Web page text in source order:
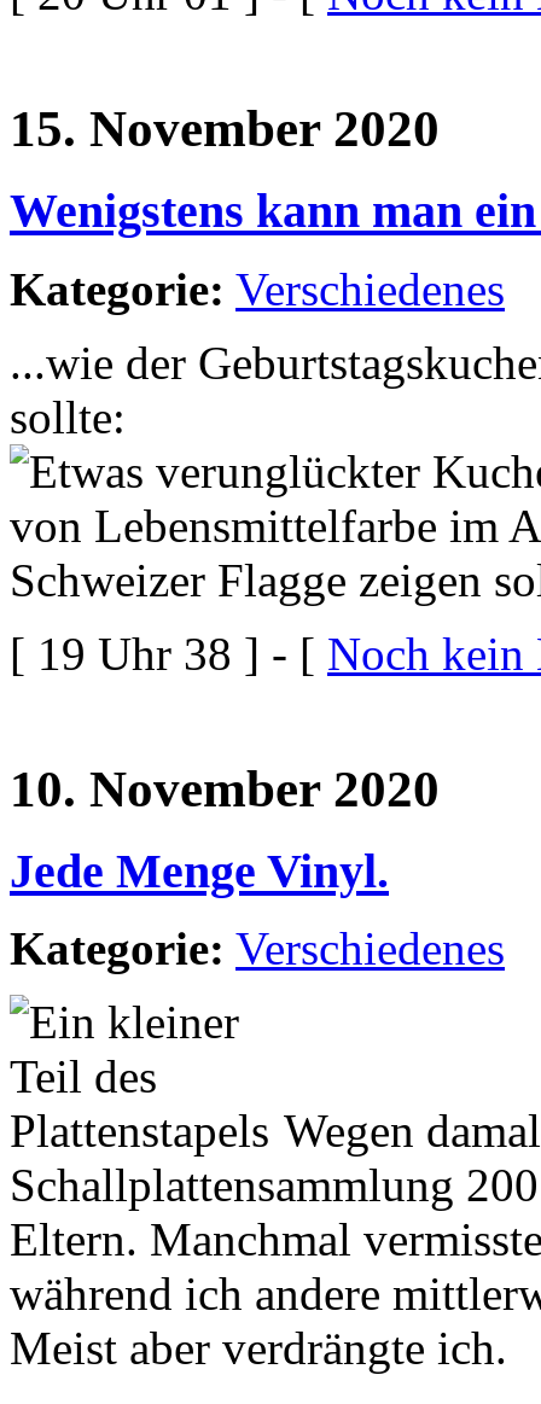
15. November 2020
Wenigstens kann man
Kategorie: Verschiedenes
...wie der
sollte:
[ 19 Uhr 38 ] - [ Noch kein
10. November 2020
Jede Menge Vinyl.
Kategorie: Verschiedenes
Wegen
Schallplattensammlung
Eltern. Manchmal
während ich andere
Meist aber verdrängte ich.